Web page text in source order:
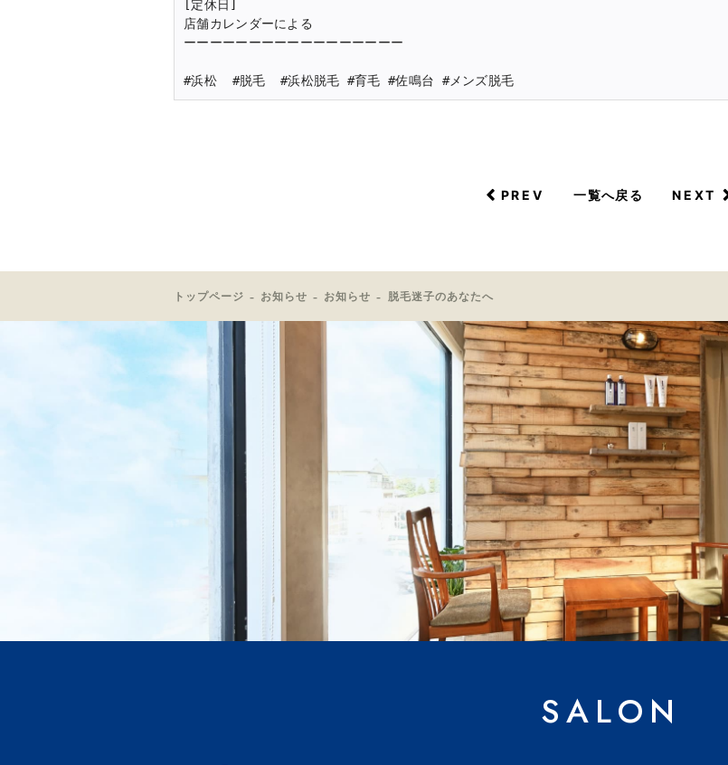
[定休日]
店舗カレンダーによる
ーーーーーーーーーーーーーーーーー
#浜松  #脱毛  #浜松脱毛 #育毛 #佐鳴台 #メンズ脱毛
PREV 一覧へ戻る NEXT
トップページ お知らせ お知らせ 脱毛迷子のあなたへ
SALON